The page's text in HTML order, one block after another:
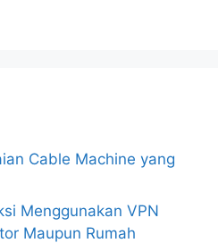
Cable Machine yang
Menggunakan VPN
Maupun Rumah